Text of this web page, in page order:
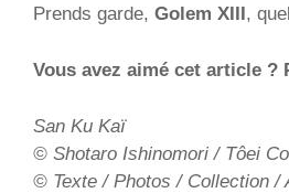
Prends garde, Golem XIII,
Vous avez aimé cet article ?
San Ku Kaï
© Shotaro Ishinomori / Tôei
© Texte / Photos / Collection /